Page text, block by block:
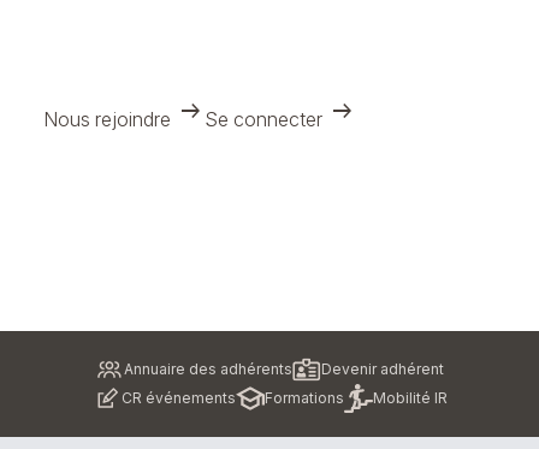
Nous rejoindre arrow_right_alt Se connecter arrow_right_alt
Annuaire des adhérents
Devenir adhérent
CR événements
Formations Mobilité IR